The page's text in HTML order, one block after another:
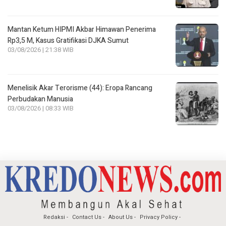
Mantan Ketum HIPMI Akbar Himawan Penerima
Rp3,5 M, Kasus Gratifikasi DJKA Sumut
03/08/2026 | 21:38 WIB
Menelisik Akar Terorisme (44): Eropa Rancang
Perbudakan Manusia
03/08/2026 | 08:33 WIB
Redaksi Contact Us About Us
Privacy Policy